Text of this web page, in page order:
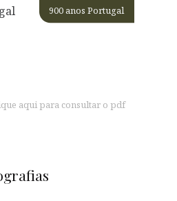
900 anos Portugal
aqui para consultar o pdf